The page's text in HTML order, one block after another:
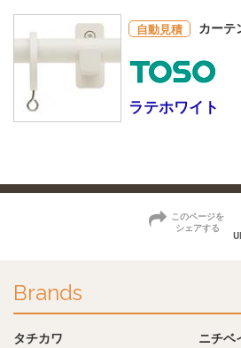
自動見積 カーテ
ラテホワイト
このページを
シェアする
Brands
タチカワ
ニチベ